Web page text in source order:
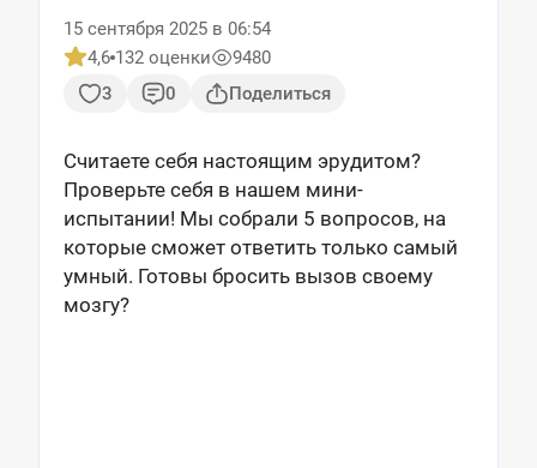
15 сентября 2025 в 06:54
4,6 132 оценки
9480
3
0 Поделиться
Считаете себя настоящим эрудитом?
Проверьте себя в нашем мини-
испытании! Мы собрали 5 вопросов, на
которые сможет ответить только самый
умный. Готовы бросить вызов своему
мозгу?